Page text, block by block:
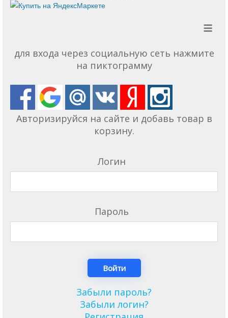
≡
для входа через социальную сеть нажмите
на пиктограмму
Авторизируйся на сайте и добавь товар в
корзину.
Логин
Пароль
Забыли пароль?
Забыли логин?